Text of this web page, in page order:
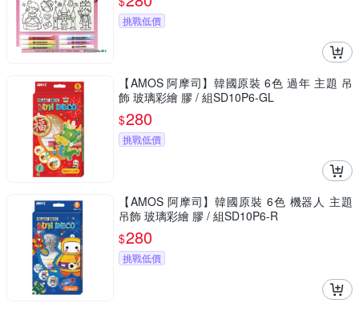
挑戰低價
【AMOS 阿摩司】韓國原裝 6色 過年 主題 吊
飾 玻璃彩繪 膠 / 組SD10P6-GL
$280
挑戰低價
【AMOS 阿摩司】韓國原裝 6色 機器人 主題
吊飾 玻璃彩繪 膠 / 組SD10P6-R
$280
挑戰低價